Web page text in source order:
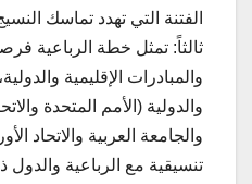
الفتنة التي تهدد تماسك
ثالثاً: تمثل خطة الرباعية
والمبادرات الإقليمية
والدولية (الأمم المتحدة
والجامعة العربية والاتحاد
تنسيقية مع الرباعية